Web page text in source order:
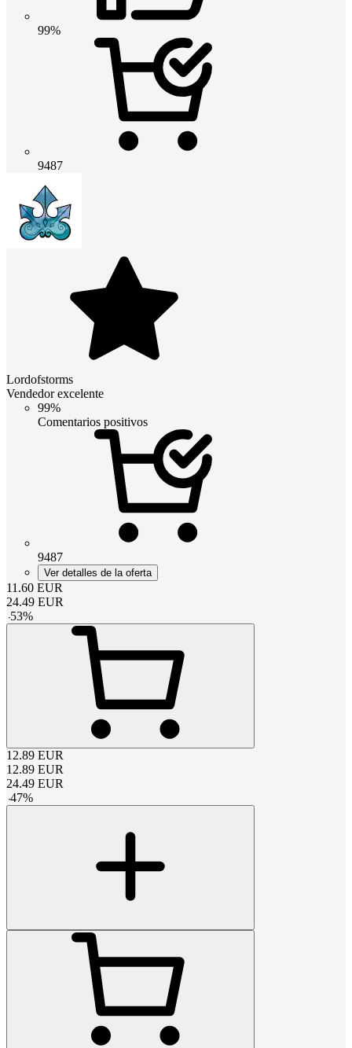
99%
9487
Lordofstorms
Vendedor excelente
99%
Comentarios positivos
9487
Ver detalles de la oferta
11.60 EUR
24.49 EUR
-53%
12.89 EUR
12.89 EUR
24.49 EUR
-47%